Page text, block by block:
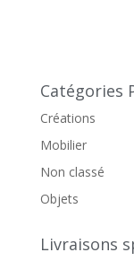
Catégories
Créations
Mobilier
Non classé
Objets
Livraisons